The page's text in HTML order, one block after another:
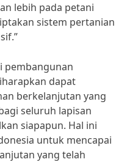
lebih pada petani
sistem pertanian
pembangunan
dapat
berkelanjutan yang
seluruh lapisan
siapapun. Hal ini
untuk mencapai
yang telah